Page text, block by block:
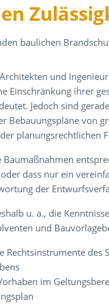
baulichen
der
und
Einschränkung ihrer
Jedoch sind
Bebauungspläne von
planungsrechtlichen
Baumaßnahmen
dass nur ein
der
u. a., die
und
Rechtsinstrumente des
im